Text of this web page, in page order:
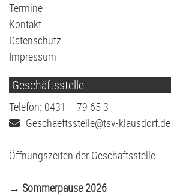
Termine
Kontakt
Datenschutz
Impressum
Geschäftsstelle
Telefon: 0431 – 79 65 3
Geschaeftsstelle@tsv-klausdorf.de
Öffnungszeiten der Geschäftsstelle
→ Sommerpause 2026